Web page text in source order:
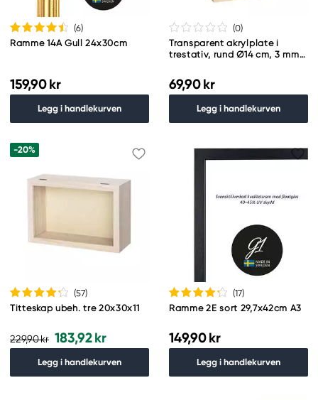
(6)
Ramme 14A Gull 24x30cm
159,90 kr
Legg i handlekurven
(0)
Transparent akrylplate i
trestativ, rund Ø14 cm, 3 mm
69,90 kr
Legg i handlekurven
-20%
(57)
Titteskap ubeh. tre 20x30x11
229,90 kr 183,92 kr
Legg i handlekurven
(17)
Ramme 2E sort 29,7x42cm A3
149,90 kr
Legg i handlekurven